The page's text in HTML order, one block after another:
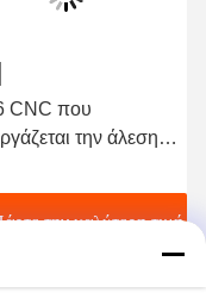
CNC που
την άλεση
ανοξείδωτου στη
την καλύτερη τιμή